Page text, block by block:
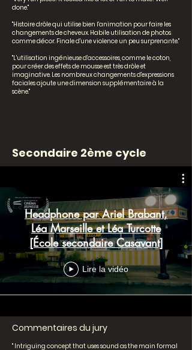
done."
"Histoire drôle qui utilise bien l'animation pour faire les
changements de cheveux. Habile utilisation de photos
comme décor. Finale d'une violence un peu surprenante."
"L'utilisation ingénieuse d'accessoires, comme le coton,
pour créer des effets de mousse est très drôle et
imaginative. Les nombreux changements d'expressions
faciales ajoute une dimension supplémentaire à la
scène."
Secondaire 2ème cycle
Headphone par Ariel Brabant,
Léa Marseille et Léa Turcotte
[École secondaire Casavant]
Lire la vidéo
Commentaires du jury
" Intriguing concept that uses sound as the main formal